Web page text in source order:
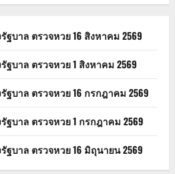
ฐบาล ตรวจหวย 16 สิงหาคม 2569
ฐบาล ตรวจหวย 1 สิงหาคม 2569
ฐบาล ตรวจหวย 16 กรกฎาคม 2569
ฐบาล ตรวจหวย 1 กรกฎาคม 2569
ฐบาล ตรวจหวย 16 มิถุนายน 2569